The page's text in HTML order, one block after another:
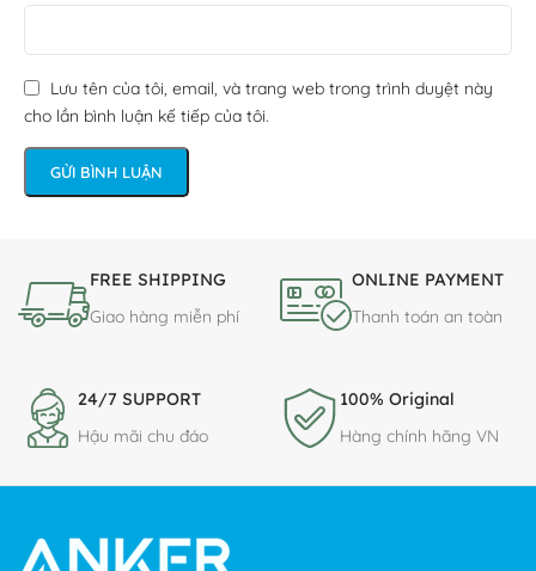
Lưu tên của tôi, email, và trang web trong trình duyệt này
cho lần bình luận kế tiếp của tôi.
FREE SHIPPING
Giao hàng miễn phí
ONLINE PAYMENT
Thanh toán an toàn
24/7 SUPPORT
Hậu mãi chu đáo
100% Original
Hàng chính hãng VN